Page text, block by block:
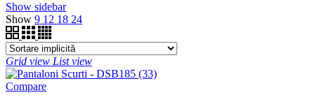
Show sidebar
Show 9 12 18 24
Grid view List view
Compare